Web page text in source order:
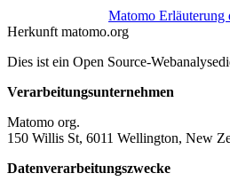
Matomo Erläuterung
Herkunft matomo.org
Dies ist ein Open Source-
Verarbeitungsunternehmen
Matomo org.
150 Willis St, 6011 Wellington, New
Datenverarbeitungszwecke